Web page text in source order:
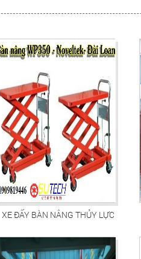
XE ĐẨY BÀN NÂNG THỦY LỰC